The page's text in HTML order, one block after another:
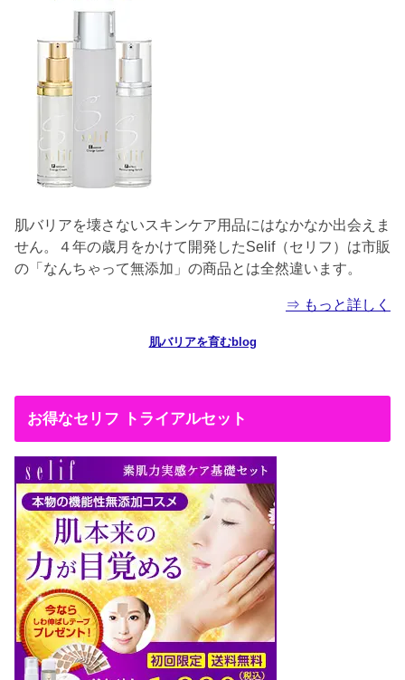
肌バリアを壊さないスキンケア用品にはなかなか出会えま
せん。４年の歳月をかけて開発したSelif（セリフ）は市販
の「なんちゃって無添加」の商品とは全然違います。
⇒ もっと詳しく
肌バリアを育むblog
お得なセリフ トライアルセット